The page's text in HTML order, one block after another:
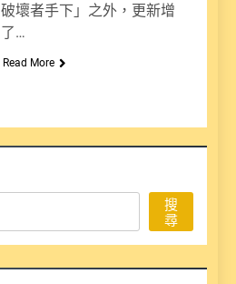
破壞者手下」之外，更新增
了…
Read More
搜
尋